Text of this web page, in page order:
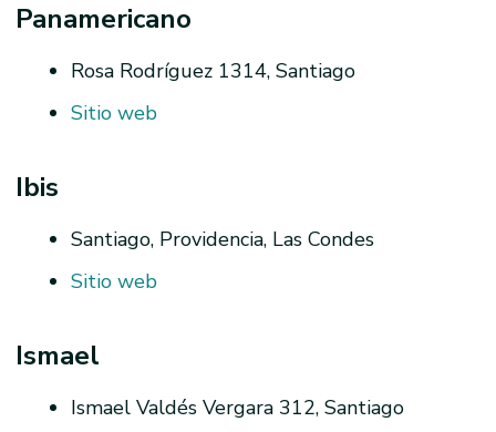
Panamericano
Rosa Rodríguez 1314, Santiago
Sitio web
Ibis
Santiago, Providencia, Las Condes
Sitio web
Ismael
Ismael Valdés Vergara 312, Santiago